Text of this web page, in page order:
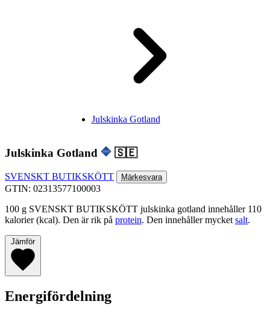
Julskinka Gotland
Julskinka Gotland 🇸🇪
SVENSKT BUTIKSKÖTT Märkesvara
GTIN: 02313577100003
100 g SVENSKT BUTIKSKÖTT julskinka gotland innehåller 110
kalorier (kcal). Den är rik på protein. Den innehåller mycketsalt.
Jämför
Energifördelning